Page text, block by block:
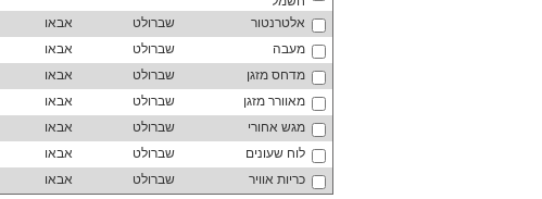
אלטרנטור
שברולט אבאו
מעבה
שברולט אבאו
מדחס מזגן
שברולט אבאו
מאוורר מזגן
שברולט אבאו
מגש אחורי
שברולט אבאו
לוח שעונים
שברולט אבאו
כריות אוויר
שברולט אבאו